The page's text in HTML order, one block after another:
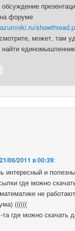
форуме
может, там
найти
21/06/2011 в 00:39:
интересный и
где можно
не
((((((
где можно скачать